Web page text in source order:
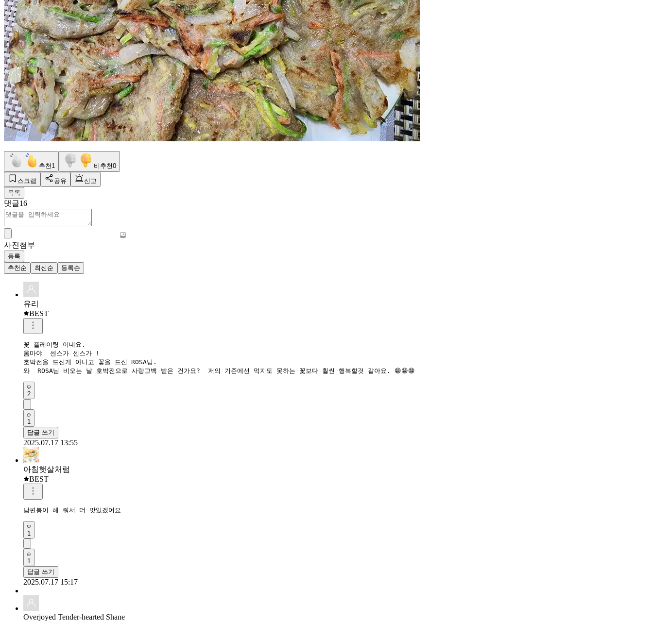
추천 1 비추천0
스크랩 공유
신고
목록
댓글16
사진첨부
등록
추천순
최신순 등록순
유리
BEST
꽃 플레이팅 이네요.
옴마야  센스가 센스가 !
호박전을 드신게 아니고 꽃을 드신 ROSA님.
2
1
답글 쓰기
2025.07.17 13:55
아침햇살처럼
BEST
남편붕이 해 줘서 더 맛있겠어요
1
1
답글 쓰기
2025.07.17 15:17
Overjoyed Tender-hearted Shane